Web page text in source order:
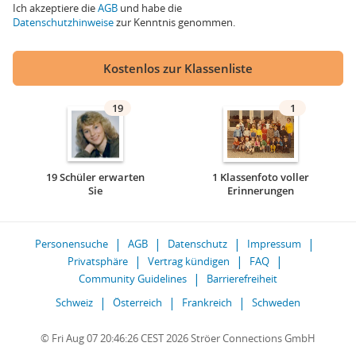
Ich akzeptiere dieAGB und habe die
Datenschutzhinweisezur Kenntnis genommen.
Kostenlos zur Klassenliste
19
19 Schüler erwarten
Sie
1
1 Klassenfoto voller
Erinnerungen
Personensuche AGB Datenschutz
Impressum
Privatsphäre
Vertrag kündigen
FAQ
Community Guidelines
Barrierefreiheit
Schweiz
Österreich Frankreich Schweden
© Fri Aug 07 20:46:26 CEST 2026 Ströer Connections GmbH